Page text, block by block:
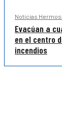
Noticias
Evacúan a
en el centro
incendios